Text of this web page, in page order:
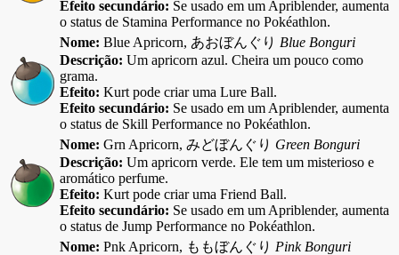
Efeito secundário: Se usado em um Apriblender, aumenta
o status de Stamina Performance no Pokéathlon.
Nome: Blue Apricorn, あおぼんぐり Blue Bonguri
Descrição: Um apricorn azul. Cheira um pouco como
grama.
Efeito: Kurt pode criar uma Lure Ball.
Efeito secundário: Se usado em um Apriblender, aumenta
o status de Skill Performance no Pokéathlon.
Nome: Grn Apricorn, みどぼんぐり Green Bonguri
Descrição: Um apricorn verde. Ele tem um misterioso e
aromático perfume.
Efeito: Kurt pode criar uma Friend Ball.
Efeito secundário: Se usado em um Apriblender, aumenta
o status de Jump Performance no Pokéathlon.
Nome: Pnk Apricorn, ももぼんぐり Pink Bonguri